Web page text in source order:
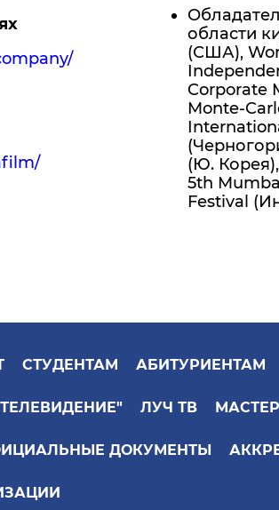
области
(США),
Corporate
Monte-
(Ю.
5th
Festival
СТУДЕНТАМ АБИТУРИЕНТАМ
ЛУЧ ТВ
ДОКУМЕНТЫ